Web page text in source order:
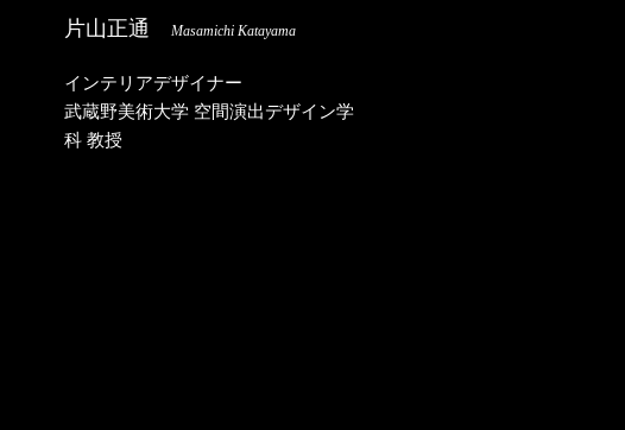
片山正通 Masamichi Katayama
インテリアデザイナー
武蔵野美術大学 空間演出デザイン学
科 教授